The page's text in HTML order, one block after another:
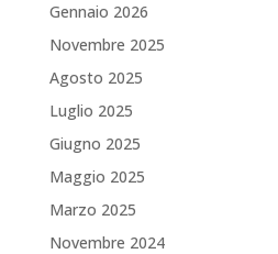
Gennaio 2026
Novembre 2025
Agosto 2025
Luglio 2025
Giugno 2025
Maggio 2025
Marzo 2025
Novembre 2024